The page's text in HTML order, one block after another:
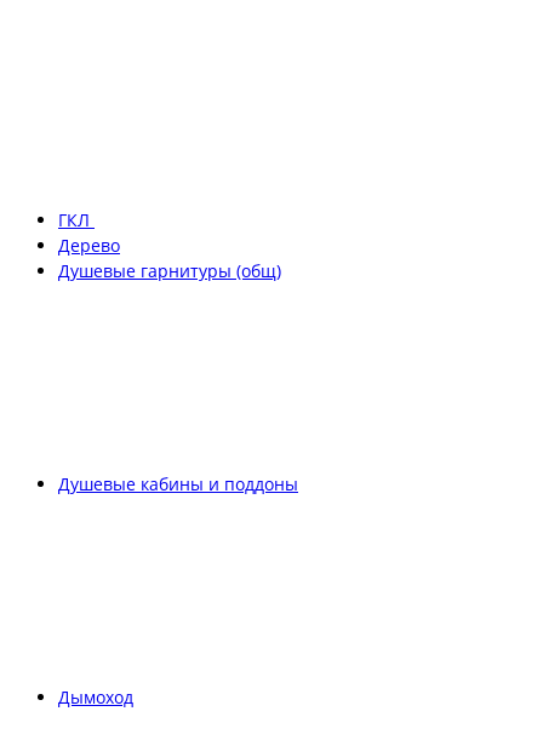
ГКЛ
Дерево
Душевые гарнитуры (общ)
Душевые кабины и поддоны
Дымоход